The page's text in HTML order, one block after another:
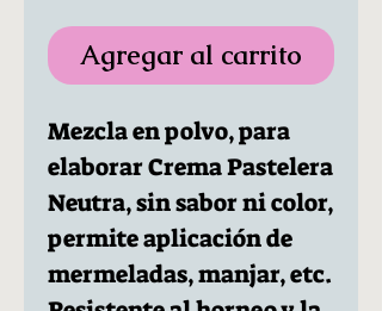
Agregar al carrito
Mezcla en polvo, para
elaborar Crema Pastelera
Neutra, sin sabor ni color,
permite aplicación de
mermeladas, manjar, etc.